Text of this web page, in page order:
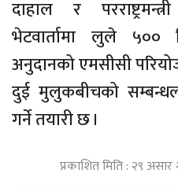
दाहाल र
भेटवार्तामा लुले ५००
अनुदानको एमसीसी
दुई मुलुकबीचको
गर्ने तयारी छ ।
प्रकाशित मिति : २९